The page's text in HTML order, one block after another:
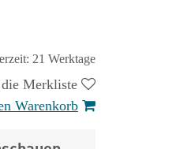
21 Werktage
Merkliste
Warenkorb